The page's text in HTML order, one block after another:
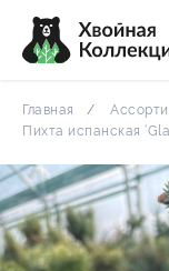
Главная
Пихта испанская